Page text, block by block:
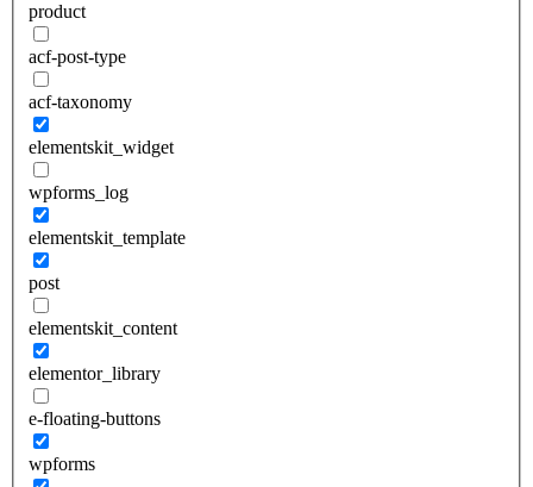
product
acf-post-type
acf-taxonomy
elementskit_widget
wpforms_log
elementskit_template
post
elementskit_content
elementor_library
e-floating-buttons
wpforms